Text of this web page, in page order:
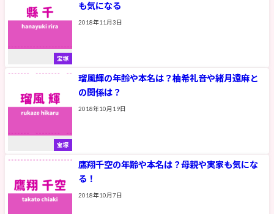
宝塚
も気になる
2018年11月3日
宝塚
瑠風輝の年齢や本名は？柚希礼音や緒月遠麻と
の関係は？
2018年10月19日
鷹翔千空の年齢や本名は？母親や実家も気にな
る！
2018年10月7日